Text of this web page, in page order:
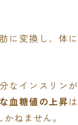
に変換し、体に
なインスリンが
血糖値の上昇は
ねません。